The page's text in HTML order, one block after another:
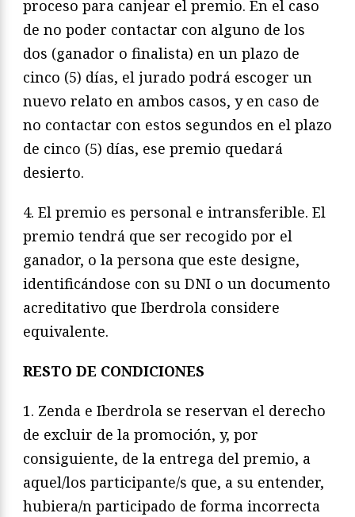
proceso para canjear el premio. En el caso
de no poder contactar con alguno de los
dos (ganador o finalista) en un plazo de
cinco (5) días, el jurado podrá escoger un
nuevo relato en ambos casos, y en caso de
no contactar con estos segundos en el plazo
de cinco (5) días, ese premio quedará
desierto.
4. El premio es personal e intransferible. El
premio tendrá que ser recogido por el
ganador, o la persona que este designe,
identificándose con su DNI o un documento
acreditativo que Iberdrola considere
equivalente.
RESTO DE CONDICIONES
1. Zenda e Iberdrola se reservan el derecho
de excluir de la promoción, y, por
consiguiente, de la entrega del premio, a
aquel/los participante/s que, a su entender,
hubiera/n participado de forma incorrecta